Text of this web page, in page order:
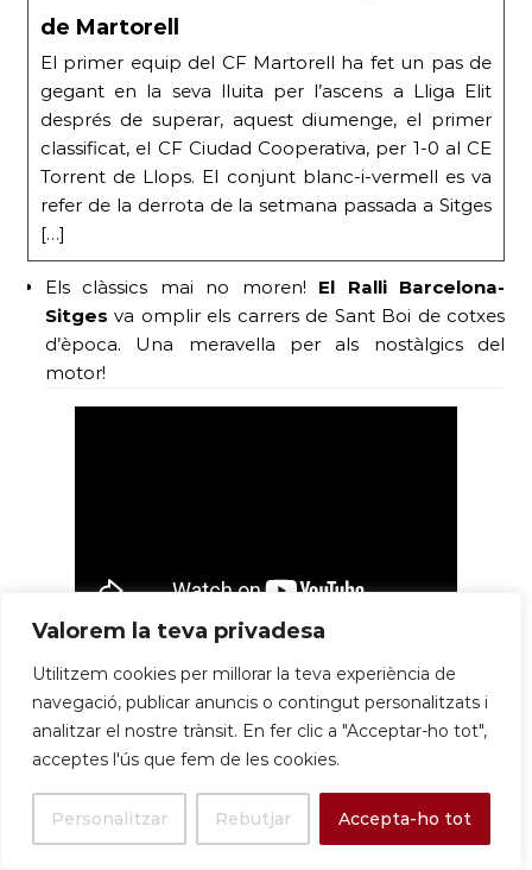
Valorem la teva privadesa
Utilitzem cookies per millorar la teva experiència de
navegació, publicar anuncis o contingut personalitzats i
analitzar el nostre trànsit. En fer clic a "Acceptar-ho tot",
acceptes l'ús que fem de les cookies.
Personalitzar Rebutjar Accepta-ho tot
de Martorell
El primer equip del CF Martorell ha fet un pas de
gegant en la seva lluita per l’ascens a Lliga Elit
després de superar, aquest diumenge, el primer
classificat, el CF Ciudad Cooperativa, per 1-0 al CE
Torrent de Llops. El conjunt blanc-i-vermell es va
refer de la derrota de la setmana passada a Sitges
[…]
Els clàssics mai no moren! El Ral·li Barcelona-
Sitges va omplir els carrers de Sant Boi de cotxes
d’època. Una meravella per als nostàlgics del
motor!
del Circuit Català de ball esportiu. Més ritme
que a una discoteca a l’estiu!
Escola de ball Aprenem CBE Figueres